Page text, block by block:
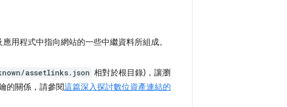
用程式中指向網站的一些中繼資料所組成。
assetlinks.json 相對於根目錄)，讓瀏
的關係，請參閱這篇深入探討數位資產連結的